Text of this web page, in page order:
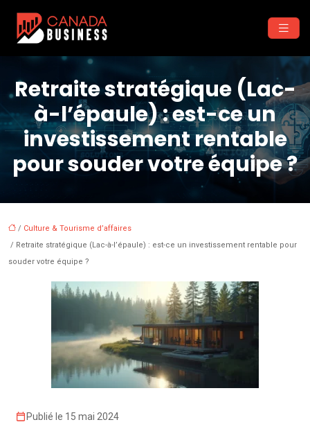
Retraite stratégique (Lac-
à-l’épaule) : est-ce un
investissement rentable
pour souder votre équipe ?
/ Culture & Tourisme d’affaires
/ Retraite stratégique (Lac-à-l’épaule) : est-ce un investissement rentable pour
souder votre équipe ?
Publié le 15 mai 2024